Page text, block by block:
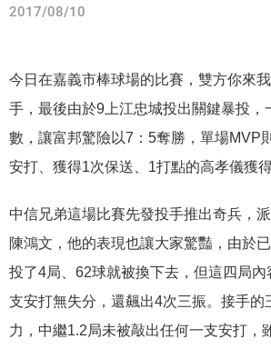
2017/08/10
今日在嘉義市棒球場的比賽，雙方你來
手，最後由於9上江忠城投出關鍵暴投，
數，讓富邦驚險以7：5奪勝，單場MVP
安打、獲得1次保送、1打點的高孝儀獲得
中信兄弟這場比賽先發投手推出奇兵，
陳鴻文，他的表現也讓大家驚豔，由於
投了4局、62球就被換下去，但這四局
支安打無失分，還飆出4次三振。接手的
力，中繼1.2局未被敲出任何一支安打，